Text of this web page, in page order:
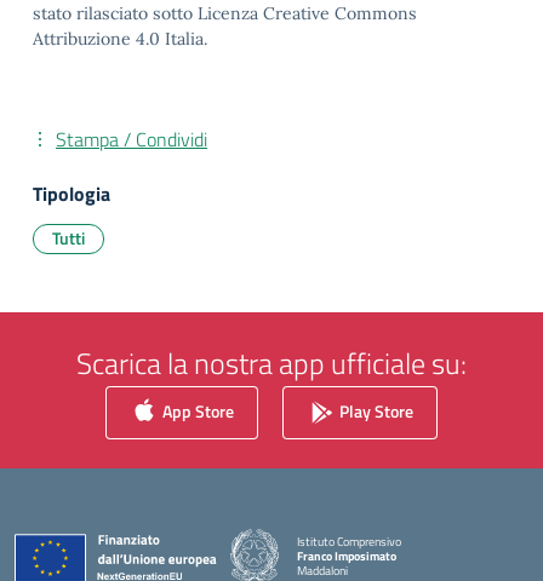
stato rilasciato sotto Licenza Creative Commons
Attribuzione 4.0 Italia.
Stampa / Condividi
Tipologia
Tutti
Scarica la nostra app ufficiale su:
App Store Play Store
Istituto Comprensivo
Franco Imposimato
Maddaloni